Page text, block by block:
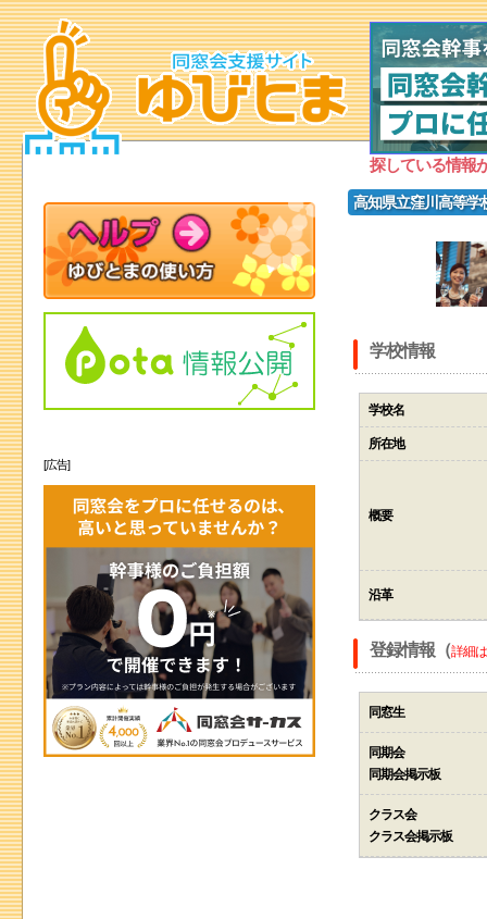
探している情報
高知県立窪川高等学
学校情報
学校名
所在地
概要
沿革
登録情報（詳細
同窓生
同期会
同期会掲示板
クラス会
クラス会掲示板
[広告]